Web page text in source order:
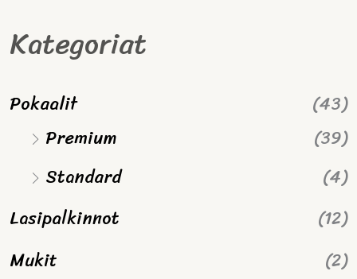
Kategoriat
Pokaalit
(43)
Premium
(39)
Standard
(4)
Lasipalkinnot
(12)
Mukit
(2)